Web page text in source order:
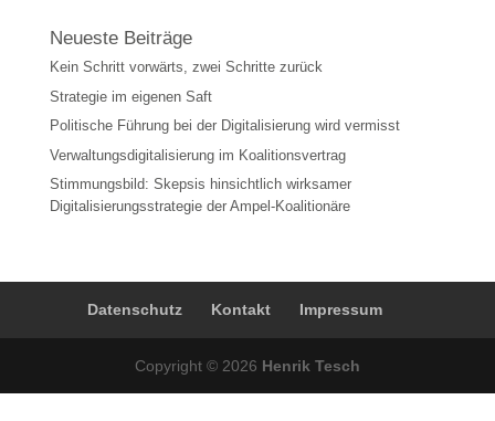
Neueste Beiträge
Kein Schritt vorwärts, zwei Schritte zurück
Strategie im eigenen Saft
Politische Führung bei der Digitalisierung wird vermisst
Verwaltungsdigitalisierung im Koalitionsvertrag
Stimmungsbild: Skepsis hinsichtlich wirksamer
Digitalisierungsstrategie der Ampel-Koalitionäre
Datenschutz Kontakt Impressum
Copyright © 2026 Henrik Tesch